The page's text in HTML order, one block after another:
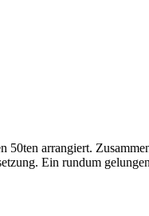
50ten arrangiert.
Ein rundum